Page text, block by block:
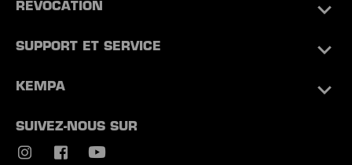
REVOCATION
SUPPORT ET SERVICE
KEMPA
SUIVEZ-NOUS SUR